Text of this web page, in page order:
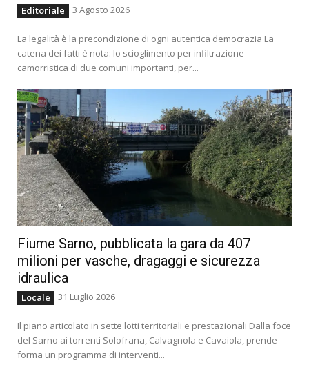
Editoriale 3 Agosto 2026
La legalità è la precondizione di ogni autentica democrazia La
catena dei fatti è nota: lo scioglimento per infiltrazione
camorristica di due comuni importanti, per...
Fiume Sarno, pubblicata la gara da 407
milioni per vasche, dragaggi e sicurezza
idraulica
Locale 31 Luglio 2026
Il piano articolato in sette lotti territoriali e prestazionali Dalla foce
del Sarno ai torrenti Solofrana, Calvagnola e Cavaiola, prende
forma un programma di interventi...